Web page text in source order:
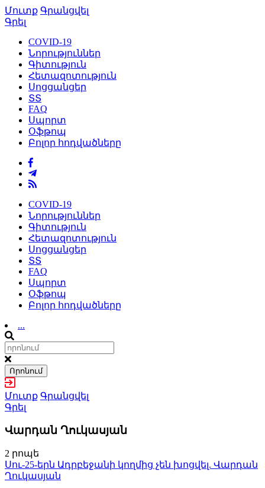
Մուտք Գրանցվել
Գրել
COVID-19
Նորություններ
Գիտություն
Հետազոտություն
Սոցցանցեր
ՏՏ
FAQ
Սպորտ
Օֆթոպ
Բոլոր հոդվածները
COVID-19
Նորություններ
Գիտություն
Հետազոտություն
Սոցցանցեր
ՏՏ
FAQ
Սպորտ
Օֆթոպ
Բոլոր հոդվածները
...
Որոնում
Մուտք Գրանցվել
Գրել
Վարդան Ղուկասյան
2 րոպե
Սու-25-երն Ադրբեջանի կողմից չեն խոցվել. Վարդան
Ղուկասյան